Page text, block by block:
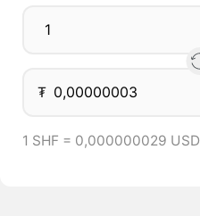
₮
1 SHF = 0,000000029 USD